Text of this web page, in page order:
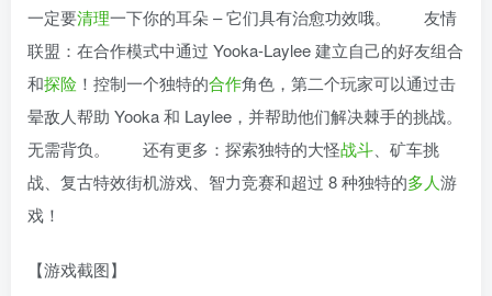
一定要清理一下你的耳朵 – 它们具有治愈功效哦。 友情
联盟：在合作模式中通过 Yooka-Laylee 建立自己的好友组合
和探险 ！控制一个独特的合作角色，第二个玩家可以通过击
晕敌人帮助 Yooka 和 Laylee，并帮助他们解决棘手的挑战。
无需背负。 还有更多：探索独特的大怪战斗 、矿车挑
战、复古特效街机游戏、智力竞赛和超过 8 种独特的多人游
戏！
【游戏截图】